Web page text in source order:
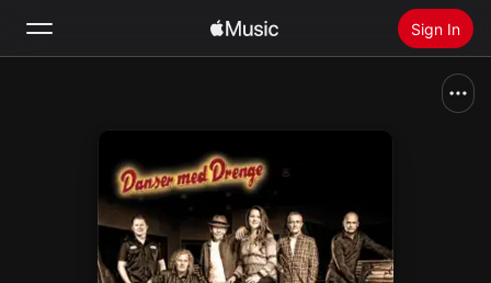
Sign In
Radio
Install Apple Music